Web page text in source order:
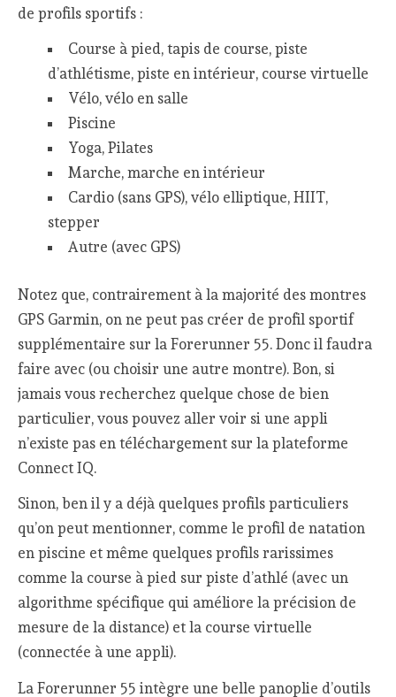
de profils sportifs :
Course à pied, tapis de course, piste
d’athlétisme, piste en intérieur, course virtuelle
Vélo, vélo en salle
Piscine
Yoga, Pilates
Marche, marche en intérieur
Cardio (sans GPS), vélo elliptique, HIIT,
stepper
Autre (avec GPS)
Notez que, contrairement à la majorité des montres
GPS Garmin, on ne peut pas créer de profil sportif
supplémentaire sur la Forerunner 55. Donc il faudra
faire avec (ou choisir une autre montre). Bon, si
jamais vous recherchez quelque chose de bien
particulier, vous pouvez aller voir si une appli
n’existe pas en téléchargement sur la plateforme
Connect IQ.
Sinon, ben il y a déjà quelques profils particuliers
qu’on peut mentionner, comme le profil de natation
en piscine et même quelques profils rarissimes
comme la course à pied sur piste d’athlé (avec un
algorithme spécifique qui améliore la précision de
mesure de la distance) et la course virtuelle
(connectée à une appli).
La Forerunner 55 intègre une belle panoplie d’outils